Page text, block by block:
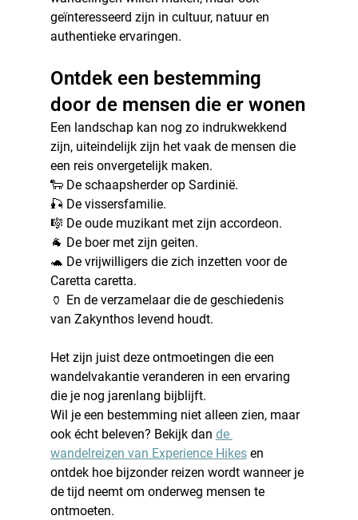
geïnteresseerd zijn in cultuur, natuur en
authentieke ervaringen.
Ontdek een bestemming
door de mensen die er wonen
Een landschap kan nog zo indrukwekkend
zijn, uiteindelijk zijn het vaak de mensen die
een reis onvergetelijk maken.
🐑 De schaapsherder op Sardinië.
🎣 De vissersfamilie.
🎼 De oude muzikant met zijn accordeon.
🐐 De boer met zijn geiten.
🐢 De vrijwilligers die zich inzetten voor de
Caretta caretta.
🏺 En de verzamelaar die de geschiedenis
van Zakynthos levend houdt.
Het zijn juist deze ontmoetingen die een
wandelvakantie veranderen in een ervaring
die je nog jarenlang bijblijft.
Wil je een bestemming niet alleen zien, maar
ook écht beleven? Bekijk dan de
wandelreizen van Experience Hikes en
ontdek hoe bijzonder reizen wordt wanneer je
de tijd neemt om onderweg mensen te
ontmoeten.